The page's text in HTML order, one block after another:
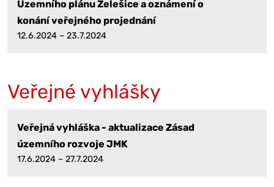
Územního plánu Želešice a oznámení o
konání veřejného projednání
12.6.2024 – 23.7.2024
Veřejné vyhlášky
Veřejná vyhláška - aktualizace Zásad
územního rozvoje JMK
17.6.2024 – 27.7.2024